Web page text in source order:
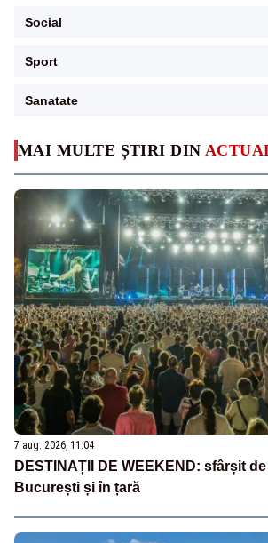
MAI MULTE ȘTIRI DIN
7 aug. 2026, 11:04
DESTINAȚII DE WEEKEND: sfârșit
București și în țară
Social
Sport
Sanatate